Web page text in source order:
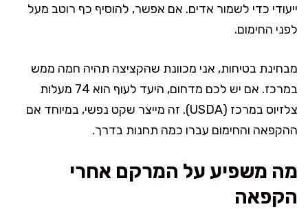
ייעודי כדי לשמור אדים. אם אפשר, להוסיף כף רוטב מעל
לפני החימום.
מבחינת בטיחות, אני מכוונת שהקציצה תהיה חמה ממש
במרכז. אם יש לכם מדחום, היעד לעוף הוא 74 מעלות
צלזיוס במרכז (USDA). זה מייצר שקט נפשי, במיוחד אם
ההקפאה והחימום עברו כמה תחנות בדרך.
מה משפיע על המרקם אחרי
הקפאה